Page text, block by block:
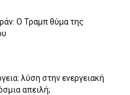
Ο Τραμπ θύμα της
λύση στην ενεργειακή
απειλή;